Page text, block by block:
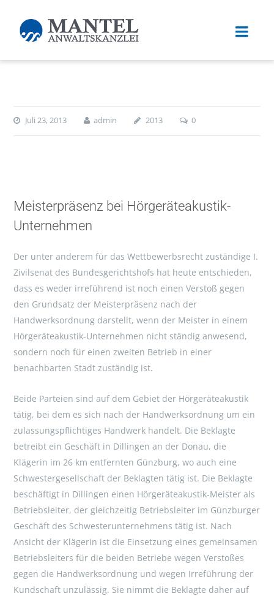
Juli 23, 2013 admin 2013 0
Meisterpräsenz bei Hörgeräteakustik-
Unternehmen
Der unter anderem für das Wettbewerbsrecht zuständige I.
Zivilsenat des Bundesgerichtshofs hat heute entschieden,
dass es weder irreführend ist noch einen Verstoß gegen
den Grundsatz der Meisterpräsenz nach der
Handwerksordnung darstellt, wenn der Meister in einem
Hörgeräteakustik-Unternehmen nicht ständig anwesend,
sondern noch für einen zweiten Betrieb in einer
benachbarten Stadt zuständig ist.
Beide Parteien sind auf dem Gebiet der Hörgeräteakustik
tätig, bei dem es sich nach der Handwerksordnung um ein
zulassungspflichtiges Handwerk handelt. Die Beklagte
betreibt ein Geschäft in Dillingen an der Donau, die
Klägerin im 26 km entfernten Günzburg, wo auch eine
Schwestergesellschaft der Beklagten tätig ist. Die Beklagte
beschäftigt in Dillingen einen Hörgeräteakustik-Meister als
Betriebsleiter, der gleichzeitig Betriebsleiter im Günzburger
Geschäft des Schwesterunternehmens tätig ist. Nach
Ansicht der Klägerin ist die Einsetzung eines gemeinsamen
Betriebsleiters für die beiden Betriebe wegen Verstoßes
gegen die Handwerksordnung und wegen Irreführung der
Kundschaft unzulässig. Sie nimmt die Beklagte daher auf